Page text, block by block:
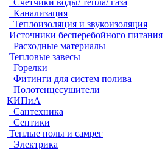
Счетчики воды/ тепла/ газа
Канализация
Теплоизоляция и звукоизоляция
Источники бесперебойного питания
Расходные материалы
Тепловые завесы
Горелки
Фитинги для систем полива
Полотенцесушители
КИПиА
Сантехника
Септики
Теплые полы и самрег
Электрика